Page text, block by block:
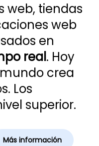
web, tiendas
web
​​en
real. Hoy
crea
Los
superior.
Más información